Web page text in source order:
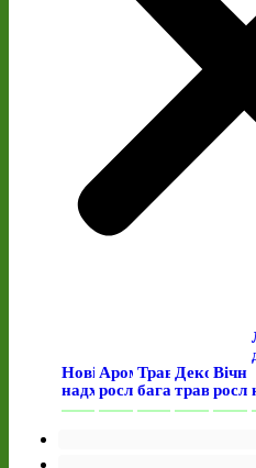
Нові
надходження
Ароматичні
рослини
Трав’янисті
багаторічні
трави